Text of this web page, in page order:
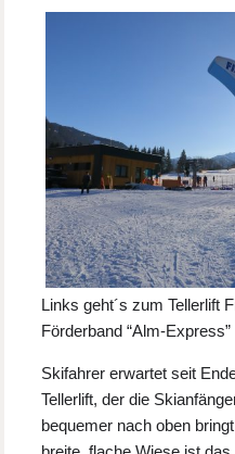
Links geht´s zum Tellerlift
Förderband “Alm-Express”
Skifahrer erwartet seit
Tellerlift, der die
bequemer nach oben